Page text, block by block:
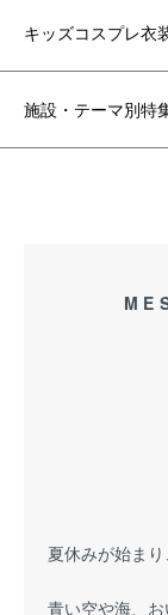
キッズコスプレ衣
施設・テーマ別特
夏休みが始ま
青い空や海、お